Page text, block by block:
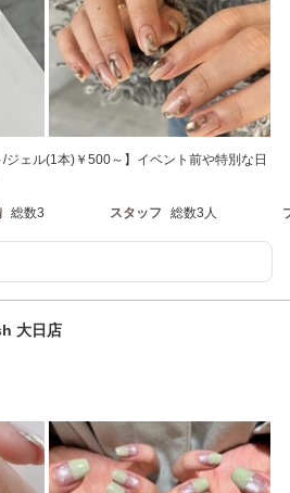
ジェル(1本)￥500～】イベント前や特別な日
総数3 スタッフ 総数3人
大日店